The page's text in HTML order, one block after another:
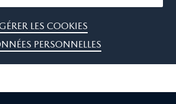
LES COOKIES
PERSONNELLES